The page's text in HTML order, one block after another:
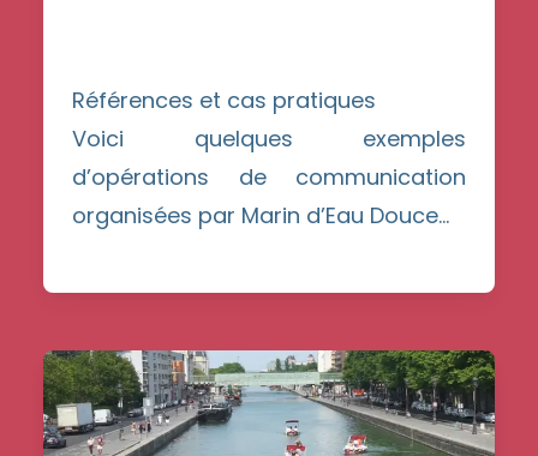
Références et cas pratiques
Voici quelques exemples
d’opérations de communication
organisées par Marin d’Eau Douce…